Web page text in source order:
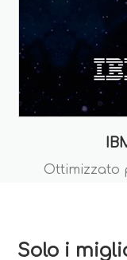
Ottimizzato
Solo i